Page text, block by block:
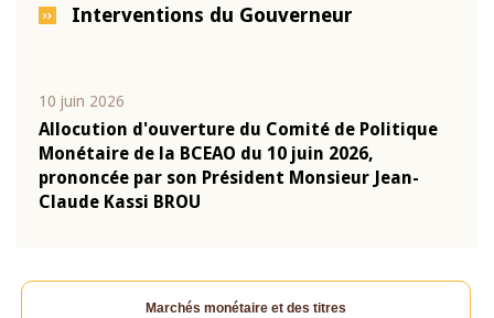
Interventions du Gouverneur
10 juin 2026
Allocution d'ouverture du Comité de Politique
Monétaire de la BCEAO du 10 juin 2026,
prononcée par son Président Monsieur Jean-
Claude Kassi BROU
Marchés monétaire et des titres